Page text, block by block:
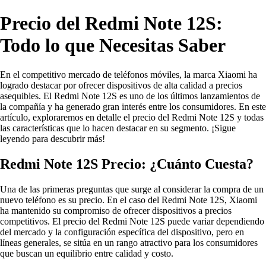
Precio del Redmi Note 12S:
Todo lo que Necesitas Saber
En el competitivo mercado de teléfonos móviles, la marca Xiaomi ha
logrado destacar por ofrecer dispositivos de alta calidad a precios
asequibles. El Redmi Note 12S es uno de los últimos lanzamientos de
la compañía y ha generado gran interés entre los consumidores. En este
artículo, exploraremos en detalle el precio del Redmi Note 12S y todas
las características que lo hacen destacar en su segmento. ¡Sigue
leyendo para descubrir más!
Redmi Note 12S Precio: ¿Cuánto Cuesta?
Una de las primeras preguntas que surge al considerar la compra de un
nuevo teléfono es su precio. En el caso del Redmi Note 12S, Xiaomi
ha mantenido su compromiso de ofrecer dispositivos a precios
competitivos. El precio del Redmi Note 12S puede variar dependiendo
del mercado y la configuración específica del dispositivo, pero en
líneas generales, se sitúa en un rango atractivo para los consumidores
que buscan un equilibrio entre calidad y costo.